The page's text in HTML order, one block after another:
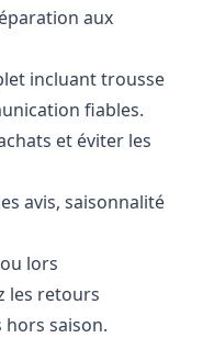
aux
incluant trousse
fiables.
et éviter les
avis, saisonnalité
lors
les retours
saison.